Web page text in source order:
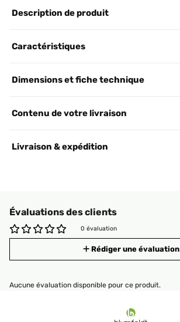
Description de produit
Caractéristiques
Dimensions et fiche technique
Contenu de votre livraison
Livraison & expédition
Évaluations des clients
0 évaluation
Rédiger une évaluation
Aucune évaluation disponible pour ce produit.